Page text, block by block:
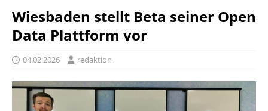
Wiesbaden stellt Beta seiner Open
Data Plattform vor
04.02.2026 redaktion